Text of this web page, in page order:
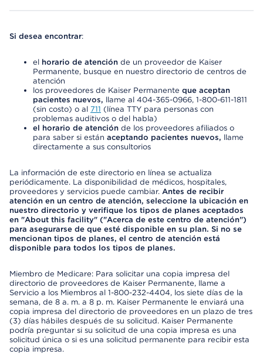
Si desea encontrar:
el horario de atención de un proveedor de Kaiser
Permanente, busque en nuestro directorio de centros de
atención
los proveedores de Kaiser Permanente que aceptan
pacientes nuevos, llame al 404-365-0966, 1-800-611-1811
(sin costo) o al 711 (línea TTY para personas con
problemas auditivos o del habla)
el horario de atención de los proveedores afiliados o
para saber si están aceptando pacientes nuevos, llame
directamente a sus consultorios
La información de este directorio en línea se actualiza
periódicamente. La disponibilidad de médicos, hospitales,
proveedores y servicios puede cambiar. Antes de recibir
atención en un centro de atención, seleccione la ubicación en
nuestro directorio y verifique los tipos de planes aceptados
en "About this facility" ("Acerca de este centro de atención")
para asegurarse de que esté disponible en su plan. Si no se
mencionan tipos de planes, el centro de atención está
disponible para todos los tipos de planes.
Miembro de Medicare: Para solicitar una copia impresa del
directorio de proveedores de Kaiser Permanente, llame a
Servicio a los Miembros al 1-800-232-4404, los siete días de la
semana, de 8 a. m. a 8 p. m. Kaiser Permanente le enviará una
copia impresa del directorio de proveedores en un plazo de tres
(3) días hábiles después de su solicitud. Kaiser Permanente
podría preguntar si su solicitud de una copia impresa es una
solicitud única o si es una solicitud permanente para recibir esta
copia impresa.